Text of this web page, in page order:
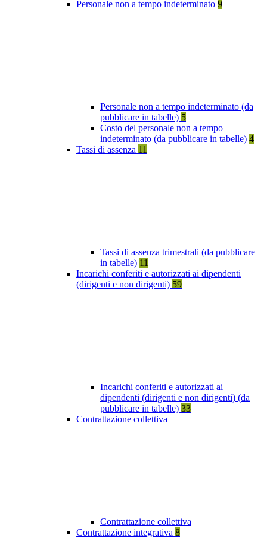
Personale non a tempo indeterminato 9
Personale non a tempo indeterminato (da
pubblicare in tabelle) 5
Costo del personale non a tempo
indeterminato (da pubblicare in tabelle) 4
Tassi di assenza 11
Tassi di assenza trimestrali (da pubblicare
in tabelle) 11
Incarichi conferiti e autorizzati ai dipendenti
(dirigenti e non dirigenti) 59
Incarichi conferiti e autorizzati ai
dipendenti (dirigenti e non dirigenti) (da
pubblicare in tabelle) 33
Contrattazione collettiva
Contrattazione collettiva
Contrattazione integrativa 8